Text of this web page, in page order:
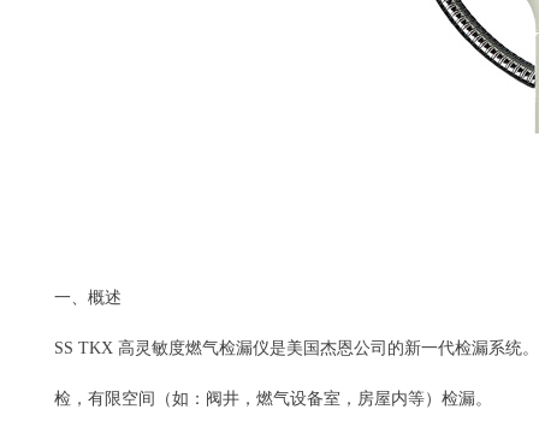
一、概述
SS TKX 高灵敏度燃气检漏仪是美国杰恩公司的新一代检漏系统
检，有限空间（如：阀井，燃气设备室，房屋内等）检漏。